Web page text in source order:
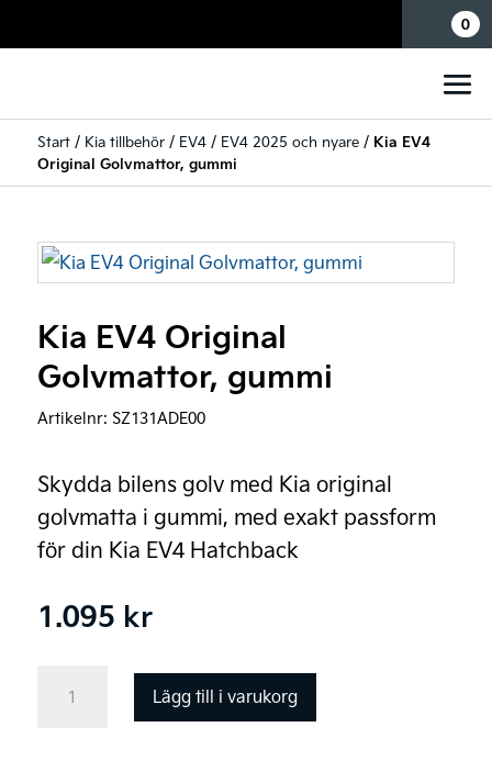
0
Start/ Kia tillbehör/ EV4/ EV4 2025 och nyare/ Kia EV4
Original Golvmattor, gummi
Kia EV4 Original
Golvmattor, gummi
Artikelnr: SZ131ADE00
Skydda bilens golv med Kia original
golvmatta i gummi, med exakt passform
för din Kia EV4 Hatchback
1.095 kr
Lägg till i varukorg